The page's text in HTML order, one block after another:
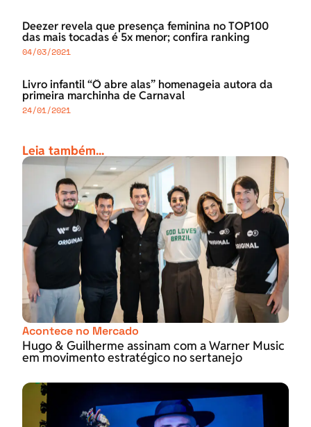
Deezer revela que presença feminina no TOP100
das mais tocadas é 5x menor; confira ranking
04/03/2021
Livro infantil “Ô abre alas” homenageia autora da
primeira marchinha de Carnaval
24/01/2021
Leia também...
Acontece no Mercado
Hugo & Guilherme assinam com a Warner Music
em movimento estratégico no sertanejo